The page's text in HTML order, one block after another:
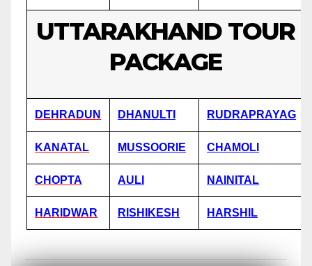
UTTARAKHAND TOUR
PACKAGE
DEHRADUN DHANULTI RUDRAPRAYAG
KANATAL MUSSOORIE CHAMOLI
CHOPTA AULI NAINITAL
HARIDWAR RISHIKESH HARSHIL